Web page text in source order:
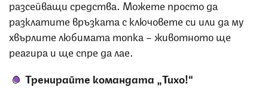
разсейващи средства. Можете просто да
разклатите връзката с ключовете си или да му
хвърлите любимата топка – животното ще
реагира и ще спре да лае.
Тренирайте командата „Тихо!“